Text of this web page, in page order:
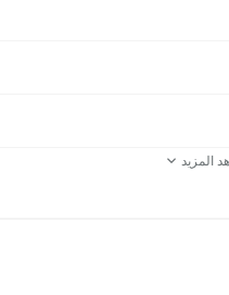
المزيد